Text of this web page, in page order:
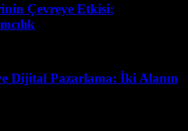
Çevreye Etkisi:
Dijital Pazarlama: İki Alanın